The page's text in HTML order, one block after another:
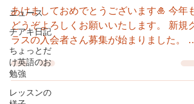
ニュース
チアキ日記
ちょっとだ
け英語のお
勉強
レッスンの
あけましておめでとうございます🎍 今年も
どうぞよろしくお願いいたします。 新規ク
ラスの入会者さん募集が始まりました。 幼
児クラス 火曜日16:50- STEP1(小学1年目
クラス 金曜日16:30- STEP2(小学2年目)
ラス 火曜日17:30-...